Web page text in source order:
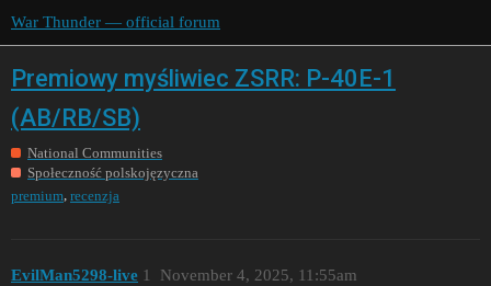
War Thunder — official forum
Premiowy myśliwiec ZSRR: P-40E-1
(AB/RB/SB)
National Communities
Społeczność polskojęzyczna
premium recenzja
EvilMan5298-live November 4, 2025, 11:55am
1